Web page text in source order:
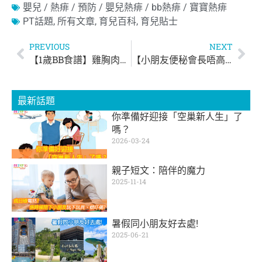
嬰兒 / 熱痱 / 預防 / 嬰兒熱痱 / bb熱痱 / 寶寶熱痱
PT話題, 所有文章, 育兒百科, 育兒貼士
PREVIOUS
【1歲BB食譜】雞胸肉蔬菜煎餅
NEXT
【小朋友便秘會長唔高？】
最新話題
你準備好迎接「空巢新人生」了
嗎？
2026-03-24
親子短文：陪伴的魔力
2025-11-14
暑假同小朋友好去處!
2025-06-21